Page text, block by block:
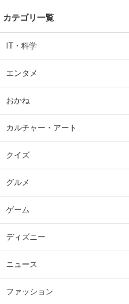
カテゴリ一覧
IT・科学
エンタメ
おかね
カルチャー・アート
クイズ
グルメ
ゲーム
ディズニー
ニュース
ファッション